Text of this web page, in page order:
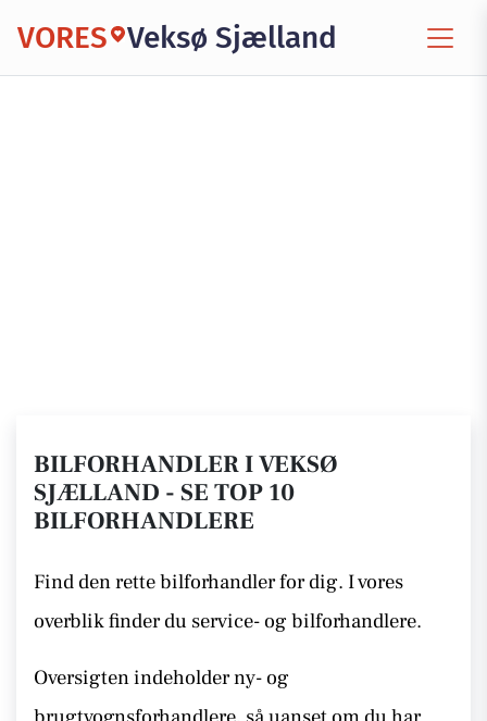
VORES Veksø Sjælland
BILFORHANDLER I VEKSØ
SJÆLLAND - SE TOP 10
BILFORHANDLERE
Find den rette bilforhandler for dig. I vores
overblik finder du service- og bilforhandlere.
Oversigten indeholder ny- og